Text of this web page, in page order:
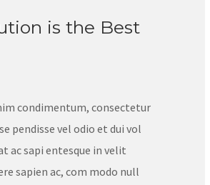
is the Best
condimentum, consectetur
pendisse vel odio et dui vol
ac sapi entesque in velit
sapien ac, com modo null